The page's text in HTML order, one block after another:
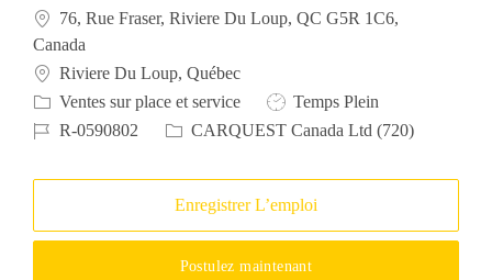
76, Rue Fraser, Riviere Du Loup, QC G5R 1C6,
Canada
Emplacement
Riviere Du Loup, Québec
Catégorie
Ventes sur place et service Type d’emploi
Temps Plein
ID du poste
R-0590802 CARQUEST Canada Ltd (720)
Enregistrer L’emploi
Postulez maintenant